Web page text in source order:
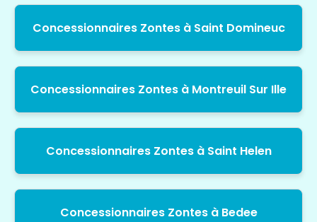
Concessionnaires Zontes à Saint Domineuc
Concessionnaires Zontes à Montreuil Sur Ille
Concessionnaires Zontes à Saint Helen
Concessionnaires Zontes à Bedee